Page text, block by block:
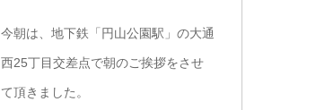
今朝は、地下鉄「円山公園駅」の大通
西25丁目交差点で朝のご挨拶をさせ
て頂きました。